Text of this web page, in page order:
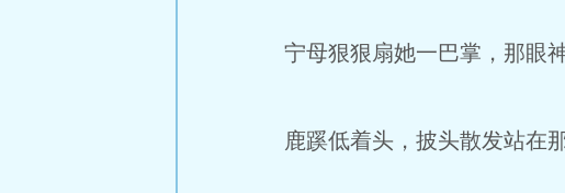
宁母狠狠扇她一巴掌，那眼
鹿蹊低着头，披头散发站在